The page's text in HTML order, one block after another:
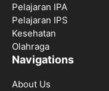
Pelajaran IPA
Pelajaran IPS
Kesehatan
Olahraga
Navigations
About Us